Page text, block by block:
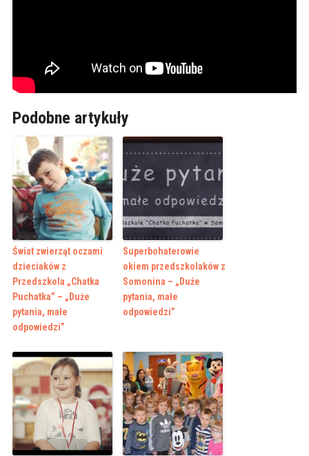
Podobne artykuły
Świat zwierząt oczami
dzieciaków z
Przedszkola „Chatka
Puchatka” – „Duże
pytania, małe
odpowiedzi”
Superbohaterowie
okiem przedszkolaków z
Somonina – „Duże
pytania, małe
odpowiedzi”